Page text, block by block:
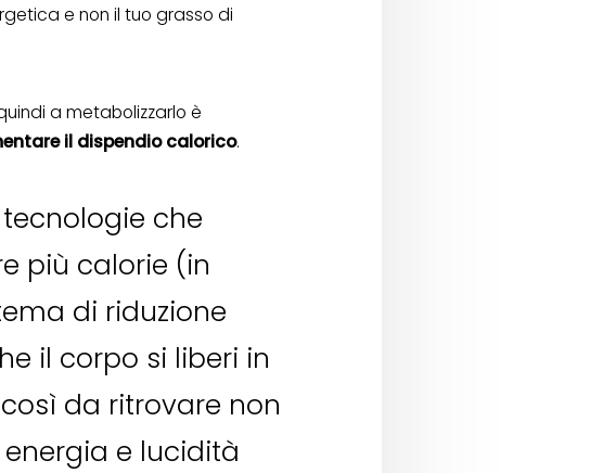
e non il tuo grasso di
a metabolizzarlo è
il dispendio calorico.
che
più calorie (in
di riduzione
il corpo si liberi in
da ritrovare non
e lucidità